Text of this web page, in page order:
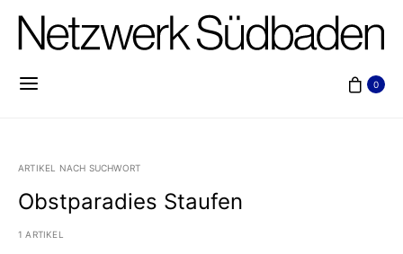
0
ARTIKEL NACH SUCHWORT
Obstparadies Staufen
1 ARTIKEL